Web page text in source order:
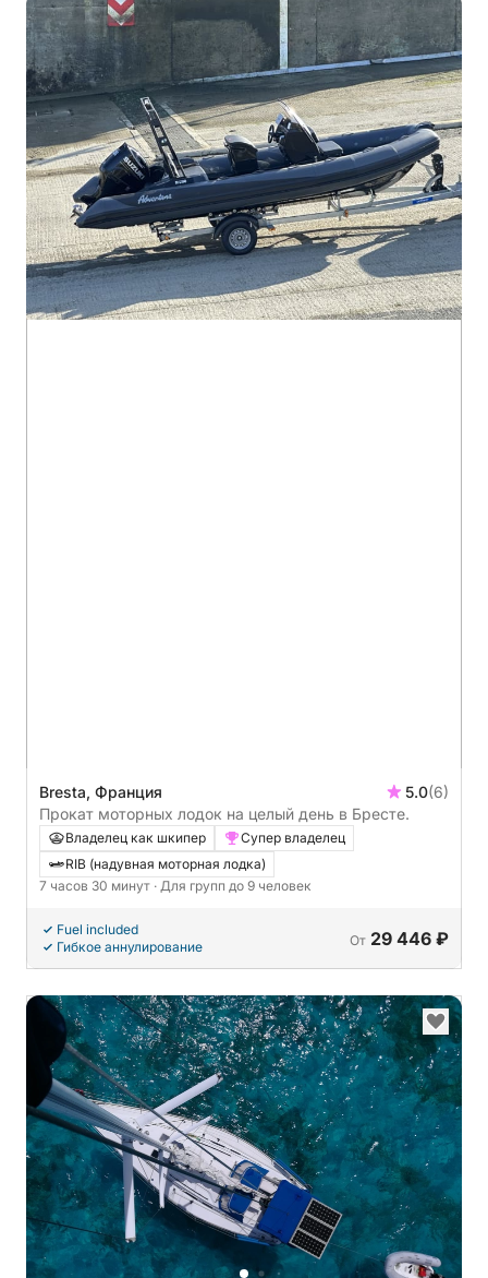
Bresta, Франция 5.0(6)
Прокат моторных лодок на целый день в Бресте.
Владелец как шкипер
Супер владелец
RIB (надувная моторная лодка)
7 часов 30 минут · Для групп до 9 человек
Fuel included
Гибкое аннулирование
От 29 446 ₽